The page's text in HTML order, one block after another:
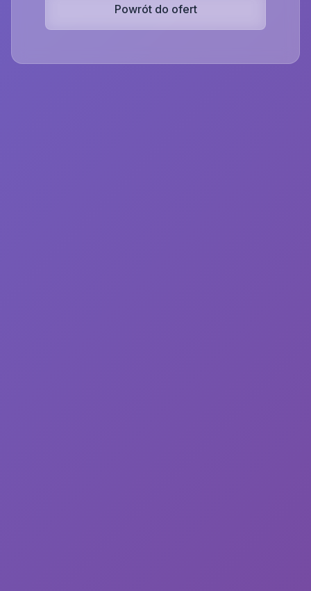
Powrót do ofert